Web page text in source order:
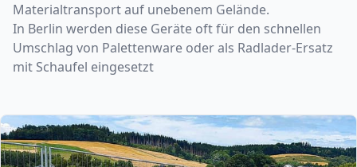
Materialtransport auf unebenem Gelände.
In Berlin werden diese Geräte oft für den schnellen
Umschlag von Palettenware oder als Radlader-Ersatz
mit Schaufel eingesetzt